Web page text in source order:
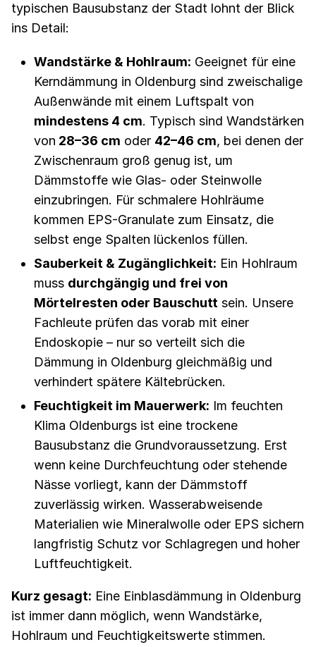
typischen Bausubstanz der Stadt lohnt der Blick
ins Detail:
Wandstärke & Hohlraum: Geeignet für eine
Kerndämmung in Oldenburg sind zweischalige
Außenwände mit einem Luftspalt von
mindestens 4 cm. Typisch sind Wandstärken
von 28–36 cm oder 42–46 cm, bei denen der
Zwischenraum groß genug ist, um
Dämmstoffe wie Glas- oder Steinwolle
einzubringen. Für schmalere Hohlräume
kommen EPS-Granulate zum Einsatz, die
selbst enge Spalten lückenlos füllen.
Sauberkeit & Zugänglichkeit: Ein Hohlraum
muss durchgängig und frei von
Mörtelresten oder Bauschutt sein. Unsere
Fachleute prüfen das vorab mit einer
Endoskopie – nur so verteilt sich die
Dämmung in Oldenburg gleichmäßig und
verhindert spätere Kältebrücken.
Feuchtigkeit im Mauerwerk: Im feuchten
Klima Oldenburgs ist eine trockene
Bausubstanz die Grundvoraussetzung. Erst
wenn keine Durchfeuchtung oder stehende
Nässe vorliegt, kann der Dämmstoff
zuverlässig wirken. Wasserabweisende
Materialien wie Mineralwolle oder EPS sichern
langfristig Schutz vor Schlagregen und hoher
Luftfeuchtigkeit.
Kurz gesagt: Eine Einblasdämmung in Oldenburg
ist immer dann möglich, wenn Wandstärke,
Hohlraum und Feuchtigkeitswerte stimmen.